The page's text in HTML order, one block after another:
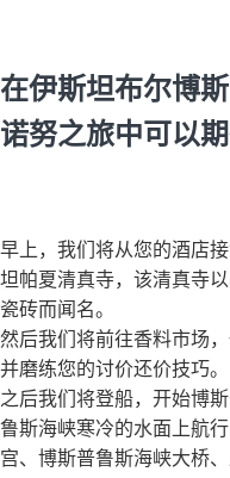
在伊斯坦布尔博
诺努之旅中可以期
早上，我们将从您的酒店
坦帕夏清真寺，该清真寺
瓷砖而闻名。
然后我们将前往香料市场
并磨练您的讨价还价技巧。
之后我们将登船，开始博
鲁斯海峡寒冷的水面上航
宫、博斯普鲁斯海峡大桥